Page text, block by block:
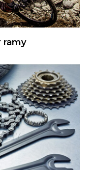
ramy